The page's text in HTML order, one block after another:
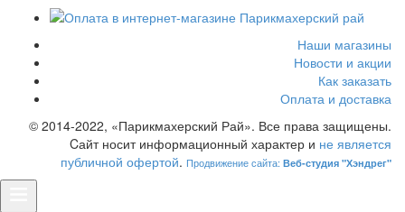
Наши магазины
Новости и акции
Как заказать
Оплата и доставка
© 2014-2022, «Парикмахерский Рай». Все права защищены.
Cайт носит информационный характер и не является
публичной офертой. Продвижение сайта: Веб-студия "Хэндрег"